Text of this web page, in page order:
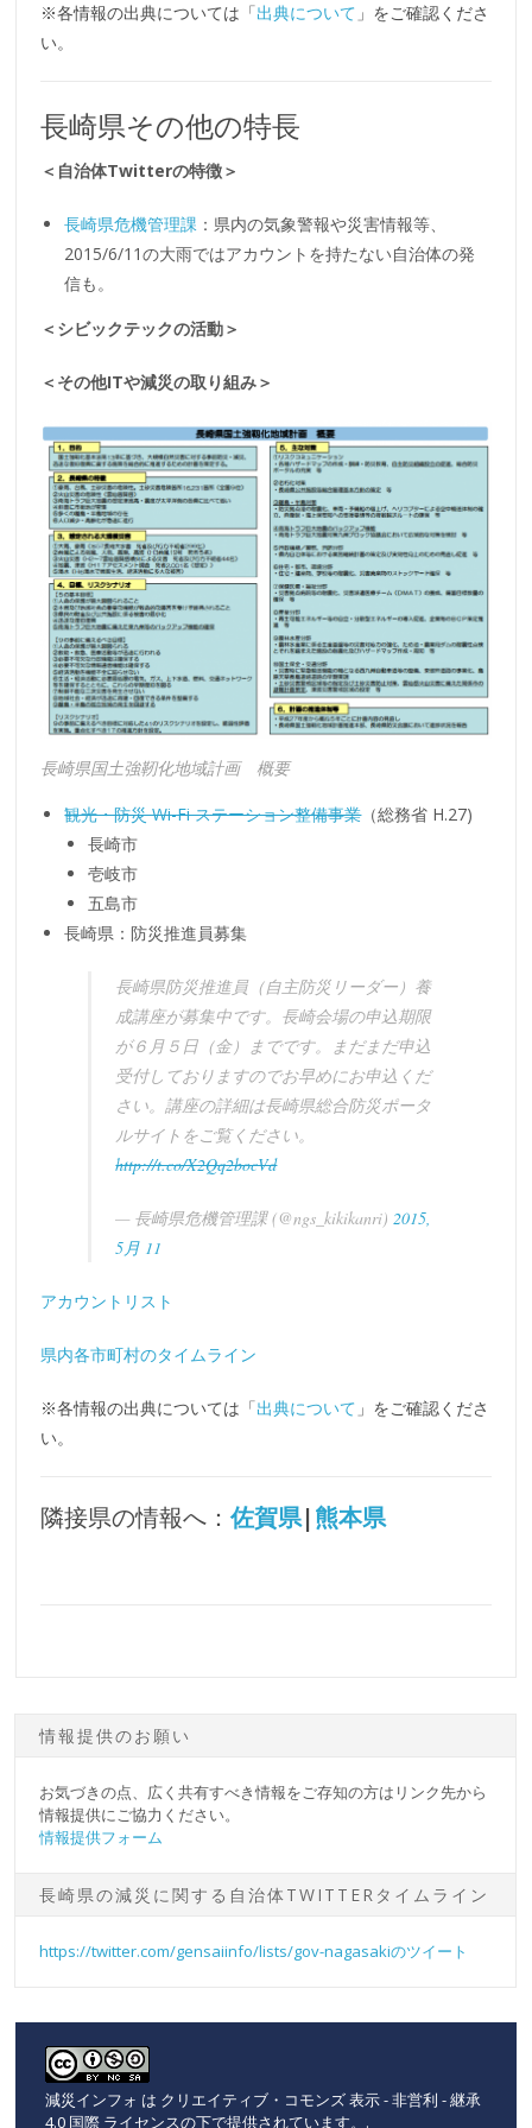
※各情報の出典については「出典について 」をご確認くださ
い。
長崎県その他の特長
＜自治体Twitterの特徴＞
長崎県危機管理課 ：県内の気象警報や災害情報等、
2015/6/11の大雨ではアカウントを持たない自治体の発
信も。
＜シビックテックの活動＞
＜その他ITや減災の取り組み＞
長崎県国土強靭化地域計画 概要
観光・防災 Wi-Fi ステーション整備事業（総務省 H.27)
長崎市
壱岐市
五島市
長崎県：防災推進員募集
長崎県防災推進員（自主防災リーダー）養
成講座が募集中です。長崎会場の申込期限
が６月５日（金）までです。まだまだ申込
受付しておりますのでお早めにお申込くだ
さい。講座の詳細は長崎県総合防災ポータ
ルサイトをご覧ください。
http://t.co/X2Qq2bocVd
— 長崎県危機管理課 (@ngs_kikikanri)2015,
5月 11
アカウントリスト
県内各市町村のタイムライン
※各情報の出典については「出典について 」をご確認くださ
い。
隣接県の情報へ：佐賀県|熊本県
情報提供のお願い
お気づきの点、広く共有すべき情報をご存知の方はリンク先から
情報提供にご協力ください。
情報提供フォーム
長崎県の減災に関する自治体TWITTERタイムライン
https://twitter.com/gensaiinfo/lists/gov-nagasakiのツイート
減災インフォ は クリエイティブ・コモンズ 表示 - 非営利 - 継承
4.0 国際 ライセンスの下で提供されています。 .